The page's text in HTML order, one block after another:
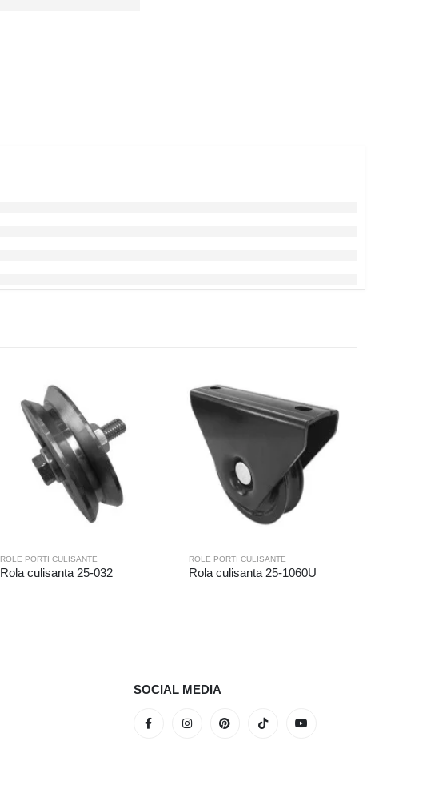
ROLE PORTI CULISANTE
Rola culisanta 25-032
ROLE PORTI CULISANTE
Rola culisanta 25-1060U
SOCIAL MEDIA